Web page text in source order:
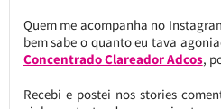
Quem me acompanha no
bem sabe o quanto eu tava
Concentrado Clareador Adcos,
Recebi e postei nos stories